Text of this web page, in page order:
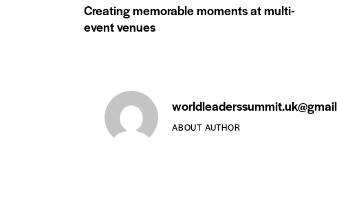
Creating memorable moments at multi-
event venues
ABOUT AUTHOR